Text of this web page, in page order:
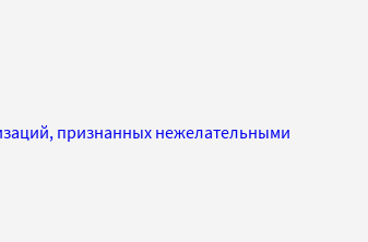
признанных нежелательными